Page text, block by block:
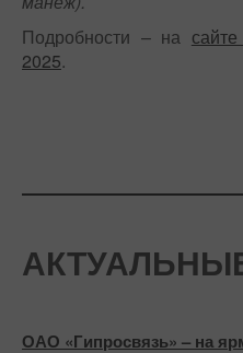
Подробности – на
2025.
ОАО «Гипросвязь» – на